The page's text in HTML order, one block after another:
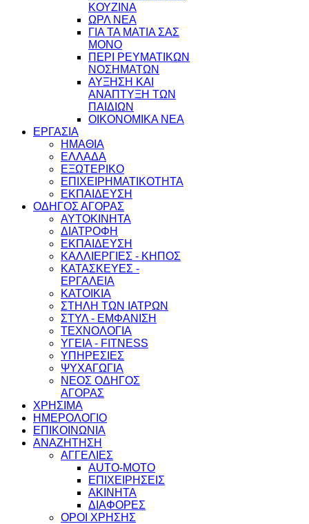
ΚΟΥΖΙΝΑ
ΩΡΛ ΝEA
ΓΙΑ ΤΑ ΜΑΤΙΑ ΣΑΣ
ΜΟΝΟ
ΠΕΡΙ ΡΕΥΜΑΤΙΚΩΝ
ΝΟΣΗΜΑΤΩΝ
ΑΥΞΗΣΗ ΚΑΙ
ΑΝΑΠΤΥΞΗ ΤΩΝ
ΠΑΙΔΙΩΝ
ΟΙΚΟΝΟΜΙΚΑ ΝΕΑ
ΕΡΓΑΣΙΑ
ΗΜΑΘΙΑ
ΕΛΛΑΔΑ
ΕΞΩΤΕΡΙΚΟ
ΕΠΙΧΕΙΡΗΜΑΤΙΚΟΤΗΤΑ
ΕΚΠΑΙΔΕΥΣΗ
ΟΔΗΓΟΣ ΑΓΟΡΑΣ
ΑΥΤΟΚΙΝΗΤΑ
ΔΙΑΤΡΟΦΗ
ΕΚΠΑΙΔΕΥΣΗ
ΚΑΛΛΙΕΡΓΙΕΣ - ΚΗΠΟΣ
ΚΑΤΑΣΚΕΥΕΣ -
ΕΡΓΑΛΕΙΑ
ΚΑΤΟΙΚΙΑ
ΣΤΗΛΗ ΤΩΝ ΙΑΤΡΩΝ
ΣΤΥΛ - ΕΜΦΑΝΙΣΗ
ΤΕΧΝΟΛΟΓΙΑ
ΥΓΕΙΑ - FITNESS
ΥΠΗΡΕΣΙΕΣ
ΨΥΧΑΓΩΓΙΑ
ΝΕΟΣ ΟΔΗΓΟΣ
ΑΓΟΡΑΣ
ΧΡΗΣΙΜΑ
ΗΜΕΡΟΛΟΓΙΟ
ΕΠΙΚΟΙΝΩΝΙΑ
ΑΝΑΖΗΤΗΣΗ
ΑΓΓΕΛΙΕΣ
AUTO-MOTO
ΕΠΙΧΕΙΡΗΣΕΙΣ
ΑΚΙΝΗΤΑ
ΔΙΑΦΟΡΕΣ
ΟΡΟΙ ΧΡΗΣΗΣ